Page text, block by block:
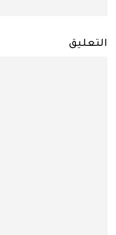
التعليق